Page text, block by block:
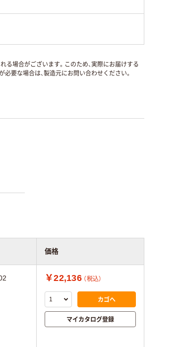
る場合がございます。このため、実際にお届けする
要な場合は、製造元にお問い合わせください。
価格
￥22,136 （税込）
カゴへ
マイカタログ登録